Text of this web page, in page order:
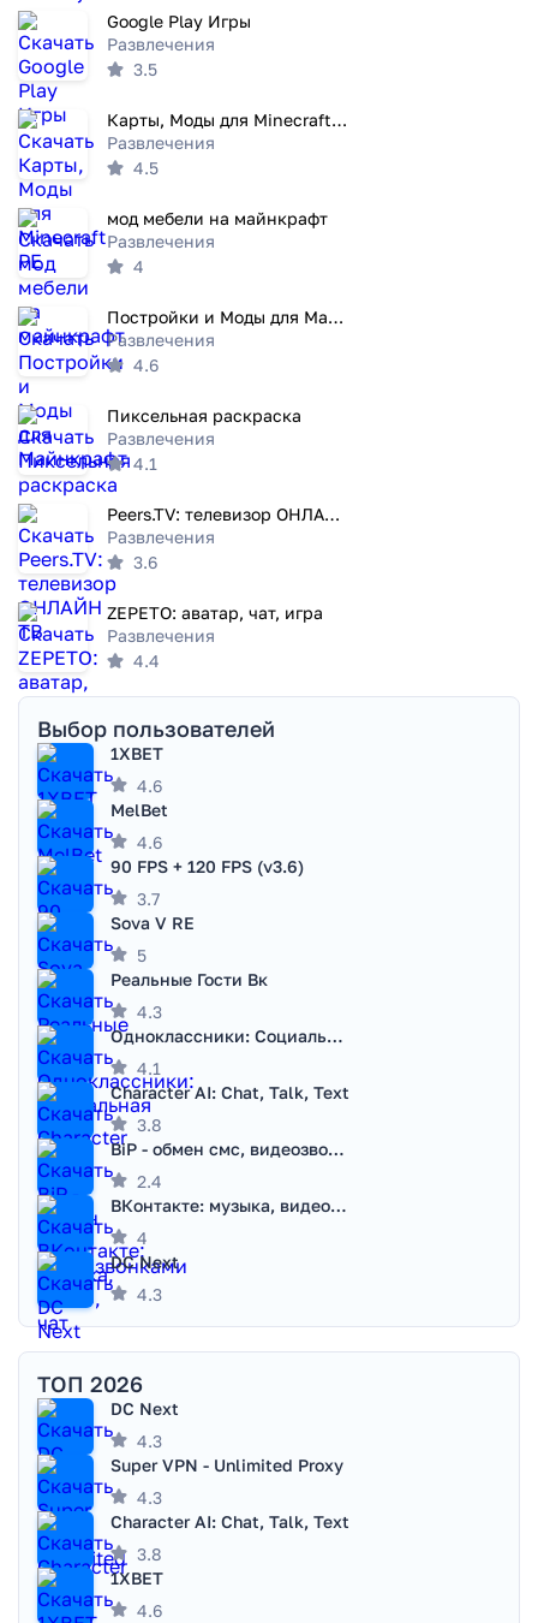
Google Play Игры
Развлечения
3.5
Карты, Моды для Minecraft PE
Развлечения
4.5
мод мебели на майнкрафт
Развлечения
4
Постройки и Моды для Майнкрафт
Развлечения
4.6
Пиксельная раскраска
Развлечения
4.1
Peers.TV: телевизор ОНЛАЙН ТВ
Развлечения
3.6
ZEPETO: аватар, чат, игра
Развлечения
4.4
Выбор пользователей
1XBET
4.6
MelBet
4.6
90 FPS + 120 FPS (v3.6)
3.7
Sova V RE
5
Реальные Гости Вк
4.3
Одноклассники: Социальная сеть
4.1
Character AI: Chat, Talk, Text
3.8
BiP - обмен смс, видеозвонками
2.4
ВКонтакте: музыка, видео, чат
4
DC Next
4.3
ТОП 2026
DC Next
4.3
Super VPN - Unlimited Proxy
4.3
Character AI: Chat, Talk, Text
3.8
1XBET
4.6